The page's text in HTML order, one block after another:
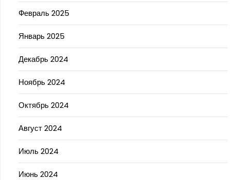
Февраль 2025
Январь 2025
Декабрь 2024
Ноябрь 2024
Октябрь 2024
Август 2024
Июль 2024
Июнь 2024